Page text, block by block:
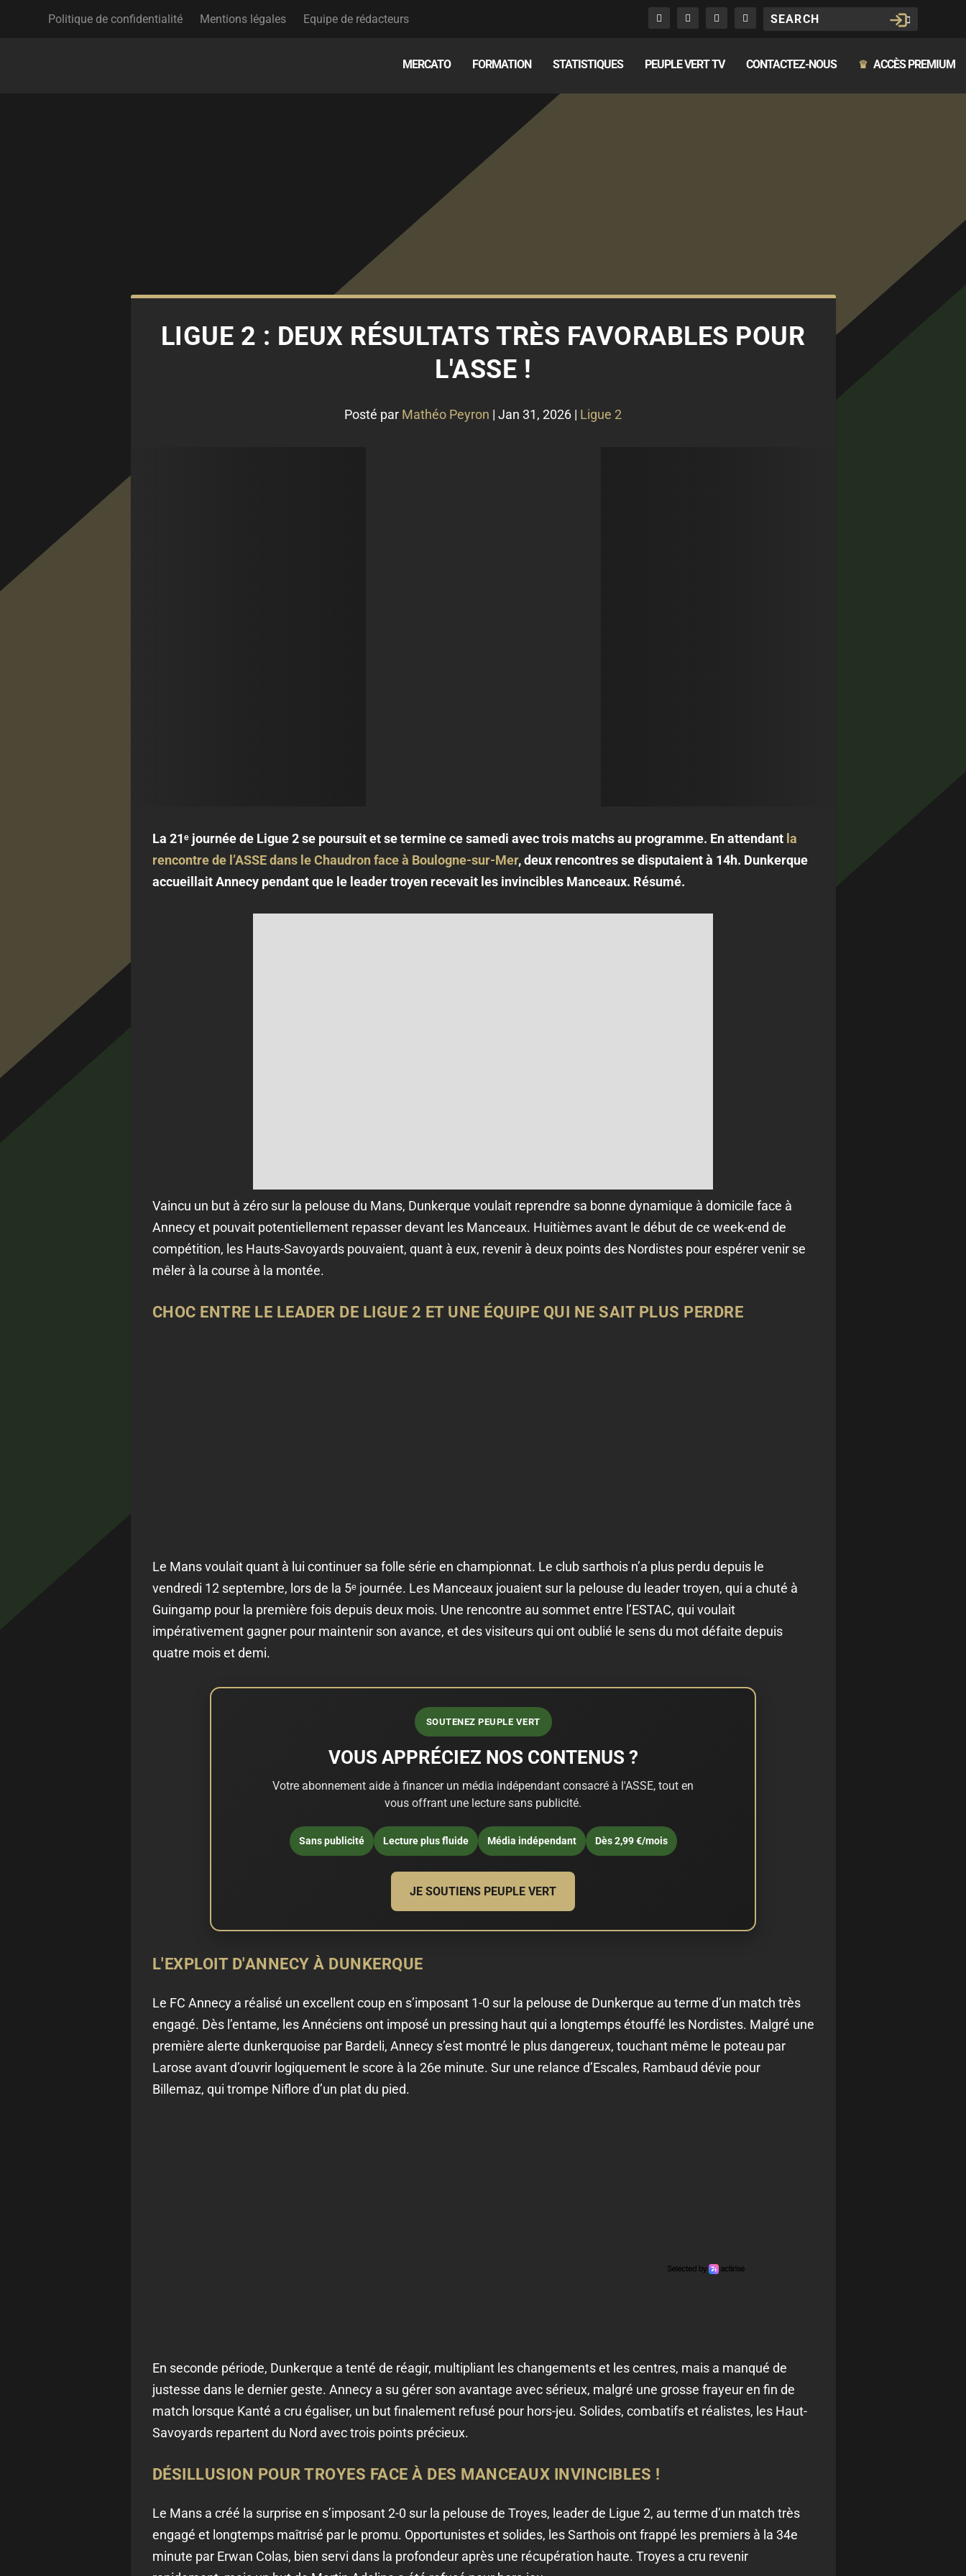
Politique de confidentialité Mentions légales Equipe de rédacteurs
MERCATO FORMATION STATISTIQUES PEUPLE VERT TV CONTACTEZ-NOUS ♛ ACCÈS PREMIUM
LIGUE 2 : DEUX RÉSULTATS TRÈS FAVORABLES POUR
L'ASSE !
Posté par Mathéo Peyron | Jan 31, 2026 | Ligue 2
La 21ᵉ journée de Ligue 2 se poursuit et se termine ce samedi avec trois matchs au programme. En attendant la
rencontre de l’ASSE dans le Chaudron face à Boulogne-sur-Mer, deux rencontres se disputaient à 14h. Dunkerque
accueillait Annecy pendant que le leader troyen recevait les invincibles Manceaux. Résumé.
Vaincu un but à zéro sur la pelouse du Mans, Dunkerque voulait reprendre sa bonne dynamique à domicile face à
Annecy et pouvait potentiellement repasser devant les Manceaux. Huitièmes avant le début de ce week-end de
compétition, les Hauts-Savoyards pouvaient, quant à eux, revenir à deux points des Nordistes pour espérer venir se
mêler à la course à la montée.
CHOC ENTRE LE LEADER DE LIGUE 2 ET UNE ÉQUIPE QUI NE SAIT PLUS PERDRE
Le Mans voulait quant à lui continuer sa folle série en championnat. Le club sarthois n’a plus perdu depuis le
vendredi 12 septembre, lors de la 5ᵉ journée. Les Manceaux jouaient sur la pelouse du leader troyen, qui a chuté à
Guingamp pour la première fois depuis deux mois. Une rencontre au sommet entre l’ESTAC, qui voulait
impérativement gagner pour maintenir son avance, et des visiteurs qui ont oublié le sens du mot défaite depuis
quatre mois et demi.
SOUTENEZ PEUPLE VERT
VOUS APPRÉCIEZ NOS CONTENUS ?
Votre abonnement aide à financer un média indépendant consacré à l'ASSE, tout en
vous offrant une lecture sans publicité.
Sans publicité Lecture plus fluide Média indépendant Dès 2,99 €/mois
JE SOUTIENS PEUPLE VERT
L'EXPLOIT D'ANNECY À DUNKERQUE
Le FC Annecy a réalisé un excellent coup en s’imposant 1-0 sur la pelouse de Dunkerque au terme d’un match très
engagé. Dès l’entame, les Annéciens ont imposé un pressing haut qui a longtemps étouffé les Nordistes. Malgré une
première alerte dunkerquoise par Bardeli, Annecy s’est montré le plus dangereux, touchant même le poteau par
Larose avant d’ouvrir logiquement le score à la 26e minute. Sur une relance d’Escales, Rambaud dévie pour
Billemaz, qui trompe Niflore d’un plat du pied.
En seconde période, Dunkerque a tenté de réagir, multipliant les changements et les centres, mais a manqué de
justesse dans le dernier geste. Annecy a su gérer son avantage avec sérieux, malgré une grosse frayeur en fin de
match lorsque Kanté a cru égaliser, un but finalement refusé pour hors-jeu. Solides, combatifs et réalistes, les Haut-
Savoyards repartent du Nord avec trois points précieux.
DÉSILLUSION POUR TROYES FACE À DES MANCEAUX INVINCIBLES !
Le Mans a créé la surprise en s’imposant 2-0 sur la pelouse de Troyes, leader de Ligue 2, au terme d’un match très
engagé et longtemps maîtrisé par le promu. Opportunistes et solides, les Sarthois ont frappé les premiers à la 34e
minute par Erwan Colas, bien servi dans la profondeur après une récupération haute. Troyes a cru revenir